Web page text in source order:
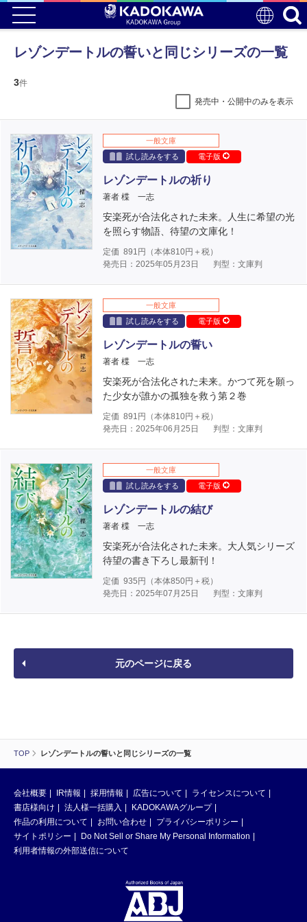
TOP レゾンデートルの誓いと同じシリーズの一覧
レゾンデートルの誓いと同じシリーズの一覧
3件
発売中・公開中のみを表示
一般文庫
試し読みをする
電子版
レゾンデートルの祈り
著者 楪 一志
安楽死が合法化された未来。人生に希望の光
を照らす物語、待望の文庫化！
定価 891 円（本体810円＋税）
発売日：2025年05月23日
判型：文庫判
一般文庫
試し読みをする
電子版
レゾンデートルの誓い
著者 楪 一志
安楽死が合法化された未来。かつて死を願っ
た少女が誰かの孤独を救う第２巻
定価 891 円（本体810円＋税）
発売日：2025年06月25日
判型：文庫判
一般文庫
試し読みをする
電子版
レゾンデートルの結び
著者 楪 一志
安楽死が合法化された未来。大人気シリーズ
待望の書き下ろし最新刊！
定価 935 円（本体850円＋税）
発売日：2025年07月25日
判型：文庫判
元のページに戻る
会社概要 IR情報 採用情報 広告について
ライセンスについて
書店様向け
法人様一括購入
KADOKAWAグループ
作品の利用について
お問い合わせ
プライバシーポリシー
サイトポリシー
Do Not Sell or Share My Personal Information
利用者情報の外部送信について